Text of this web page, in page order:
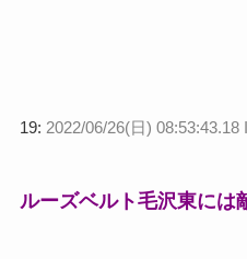
19: 2022/06/26(日)
ルーズベルト毛沢東には